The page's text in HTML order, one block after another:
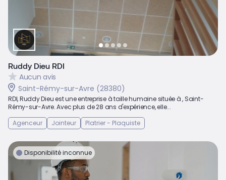
Ruddy Dieu RDI
Aucun avis
Saint-Rémy-sur-Avre (28380)
RDI, Ruddy Dieu est une entreprise à taille humaine située à , Saint-
Rémy-sur-Avre. Avec plus de 28 ans d'expérience, elle...
Agenceur
Jointeur Platrier - Plaquiste
Disponibilité inconnue